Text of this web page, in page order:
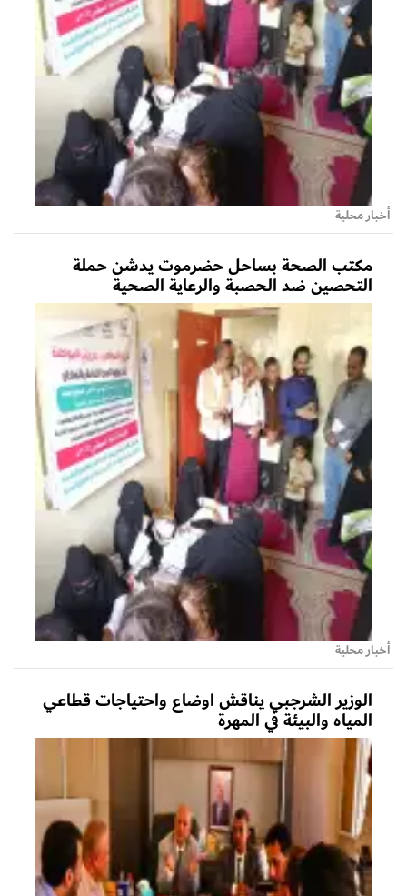
أخبار محلية
مكتب الصحة بساحل حضرموت يدشن حملة
التحصين ضد الحصبة والرعاية الصحية
أخبار محلية
الوزير الشرجبي يناقش اوضاع واحتياجات قطاعي
المياه والبيئة في المهرة